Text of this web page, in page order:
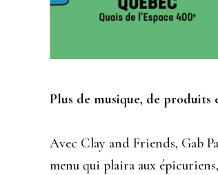
Plus de musique, de produits
Avec Clay and Friends, Gab
menu qui plaira aux